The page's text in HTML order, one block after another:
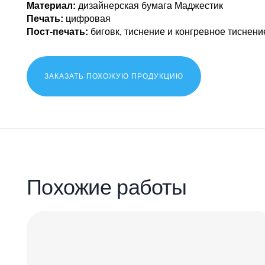
Материал: дизайнерская бумага Маджестик
Печать: цифровая
Пост-печать: биговк, тиснение и конгревное
ЗАКАЗАТЬ ПОХОЖУЮ ПРОДУКЦИЮ
Похожие работы